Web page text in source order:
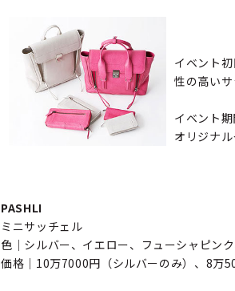
イベント
性の高い
イベント
オリジナ
PASHLI
ミニサッチェル
色｜シルバー、イエロー、フューシャピン
価格｜10万7000円（シルバーのみ）、8万